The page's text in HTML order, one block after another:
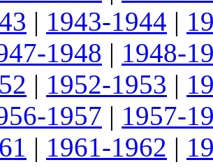
| 1943-1944 |
1948 | 1948-
| 1952-1953 |
1957 | 1957-
| 1961-1962 |